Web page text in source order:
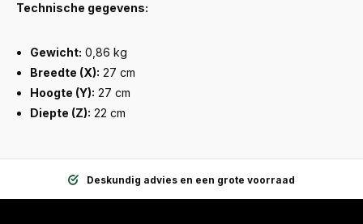
Technische gegevens:
Gewicht: 0,86 kg
Breedte (X): 27 cm
Hoogte (Y): 27 cm
Diepte (Z): 22 cm
Deskundig advies en een grote voorraad